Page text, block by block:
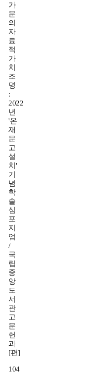
가
문
의
자
료
적
가
치
조
명
:
2022
년
'온
재
문
고
설
치'
기
념
학
술
심
포
지
엄
/
국
립
중
앙
도
서
관
고
문
헌
과
[편]
104